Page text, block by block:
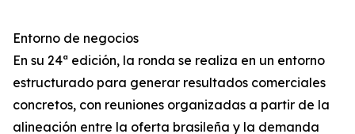
Entorno de negocios
En su 24ª edición, la ronda se realiza en un entorno
estructurado para generar resultados comerciales
concretos, con reuniones organizadas a partir de la
alineación entre la oferta brasileña y la demanda